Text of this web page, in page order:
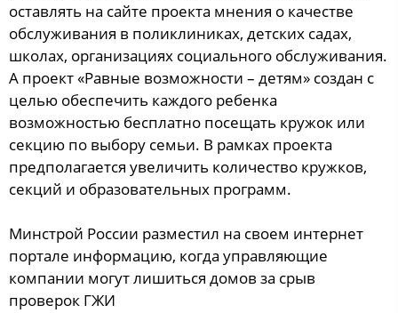
оставлять на сайте проекта мнения о качестве
обслуживания в поликлиниках, детских садах,
школах, организациях социального обслуживания.
А проект «Равные возможности – детям» создан с
целью обеспечить каждого ребенка
возможностью бесплатно посещать кружок или
секцию по выбору семьи. В рамках проекта
предполагается увеличить количество кружков,
секций и образовательных программ.
Минстрой России разместил на своем интернет
портале информацию, когда управляющие
компании могут лишиться домов за срыв
проверок ГЖИ